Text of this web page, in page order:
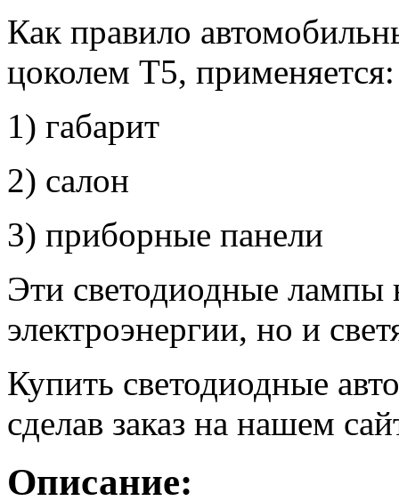
Как правило
цоколем T5, применяется:
1) габарит
2) салон
3) приборные панели
Эти светодиодные лампы
электроэнергии, но и
Купить светодиодные
сделав заказ на нашем
Описание: